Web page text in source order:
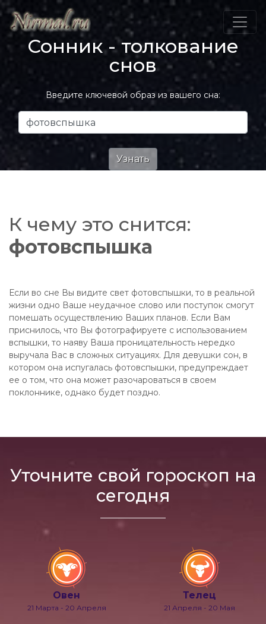
Сонник - толкование
снов
Введите ключевой образ из вашего сна:
К чему это снится:
фотовспышка
Если во сне Вы видите свет фотовспышки, то в реальной
жизни одно Ваше неудачное слово или поступок смогут
помешать осуществлению Ваших планов. Если Вам
приснилось, что Вы фотографируете с использованием
вспышки, то наяву Ваша проницательность нередко
выручала Вас в сложных ситуациях. Для девушки сон, в
котором она испугалась фотовспышки, предупреждает
ее о том, что она может разочароваться в своем
поклоннике, однако будет поздно.
Уточните свой гороскоп на
сегодня
Овен
21 Марта - 20 Апреля
Телец
21 Апреля - 20 Мая